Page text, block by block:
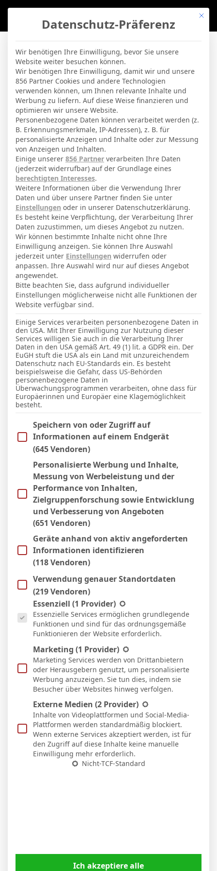
bluechip-Arena
Micha Sassie 19. April 2026
Stadt Meuselwitz
Teams ZFC Meuselwitz
Adresse Ernst-Grube-Straße
Kapazität 5260
Spielbelag grass
FacebookTwitter Pinterest LinkedInTumblr
PREVIOUS ARTICLE
Bruno-Plache-Stadion
NEXT ARTICLE
Micha Sassie
Website
WEITERE ARTIKEL
BVB – Netradio: Das Webradio von Borussia
Dortmund live
7. Mai 2026
Nico Schlotterbeck nach dem Sieg in Stuttgart:
„Der VfB drückte uns hinten rein“
6. April 2026
Mit
Datenschutz-Präferenz
Wir benötigen Ihre Einwilligung, bevor Sie unsere
Website weiter besuchen können.
Wir benötigen Ihre Einwilligung, damit wir und unsere
856 Partner Cookies und andere Technologien
verwenden können, um Ihnen relevante Inhalte und
Werbung zu liefern. Auf diese Weise finanzieren und
optimieren wir unsere Website.
Personenbezogene Daten können verarbeitet werden (z.
B. Erkennungsmerkmale, IP-Adressen), z. B. für
personalisierte Anzeigen und Inhalte oder zur Messung
von Anzeigen und Inhalten.
Einige unserer 856 Partner verarbeiten Ihre Daten
(jederzeit widerrufbar) auf der Grundlage eines
berechtigten Interesses.
Weitere Informationen über die Verwendung Ihrer
Daten und über unsere Partner finden Sie unter
Einstellungen oder in unserer Datenschutzerklärung.
Es besteht keine Verpflichtung, der Verarbeitung Ihrer
Daten zuzustimmen, um dieses Angebot zu nutzen.
Wir können bestimmte Inhalte nicht ohne Ihre
Einwilligung anzeigen. Sie können Ihre Auswahl
jederzeit unter Einstellungen widerrufen oder
anpassen. Ihre Auswahl wird nur auf dieses Angebot
angewendet.
Bitte beachten Sie, dass aufgrund individueller
Einstellungen möglicherweise nicht alle Funktionen der
Website verfügbar sind.
Einige Services verarbeiten personenbezogene Daten in
den USA. Mit Ihrer Einwilligung zur Nutzung dieser
Services willigen Sie auch in die Verarbeitung Ihrer
Daten in den USA gemäß Art. 49 (1) lit. a GDPR ein. Der
EuGH stuft die USA als ein Land mit unzureichendem
Datenschutz nach EU-Standards ein. Es besteht
beispielsweise die Gefahr, dass US-Behörden
personenbezogene Daten in
Überwachungsprogrammen verarbeiten, ohne dass für
Europäerinnen und Europäer eine Klagemöglichkeit
besteht.
Im Folgenden finden Sie eine Liste der Zwecke des IAB
Speichern von oder Zugriff auf
Informationen auf einem Endgerät
(645 Vendoren)
Personalisierte Werbung und Inhalte,
Messung von Werbeleistung und der
Performance von Inhalten,
Zielgruppenforschung sowie Entwicklung
und Verbesserung von Angeboten
(651 Vendoren)
Geräte anhand von aktiv angeforderten
Informationen identifizieren
(118 Vendoren)
Verwendung genauer Standortdaten
(219 Vendoren)
Es folgt eine Liste der Service-Gruppen, für die eine
Essenziell (1 Provider)
Essenzielle Services ermöglichen grundlegende
Funktionen und sind für das ordnungsgemäße
Funktionieren der Website erforderlich.
Marketing (1 Provider)
Marketing Services werden von Drittanbietern
oder Herausgebern genutzt, um personalisierte
Werbung anzuzeigen. Sie tun dies, indem sie
Besucher über Websites hinweg verfolgen.
Externe Medien (2 Provider)
Inhalte von Videoplattformen und Social-Media-
Plattformen werden standardmäßig blockiert.
Wenn externe Services akzeptiert werden, ist für
den Zugriff auf diese Inhalte keine manuelle
Einwilligung mehr erforderlich.
Nicht-TCF-Standard
Ich akzeptiere alle